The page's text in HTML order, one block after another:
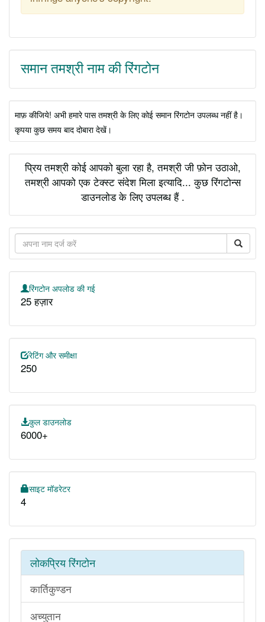
समान तमश्री नाम की रिंगटोन
माफ़ कीजिये! अभी हमारे पास तमश्री के लिए कोई समान रिंगटोन उपलब्ध नहीं है।
कृपया कुछ समय बाद दोबारा देखें।
प्रिय तमश्री कोई आपको बुला रहा है, तमश्री जी फ़ोन उठाओ,
तमश्री आपको एक टेक्स्ट संदेश मिला इत्यादि... कुछ रिंगटोन्स
डाउनलोड के लिए उपलब्ध हैं .
रिंगटोन अपलोड की गई
25 हज़ार
रेटिंग और समीक्षा
250
कुल डाउनलोड
6000+
साइट मॉडरेटर
4
लोकप्रिय रिंगटोन
कार्तिकुण्डन
अच्युतान